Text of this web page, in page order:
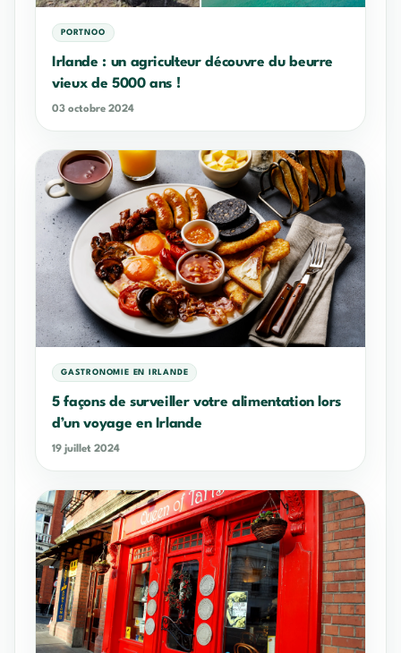
PORTNOO
Irlande : un agriculteur découvre du beurre
vieux de 5000 ans !
03 octobre 2024
GASTRONOMIE EN IRLANDE
5 façons de surveiller votre alimentation lors
d’un voyage en Irlande
19 juillet 2024